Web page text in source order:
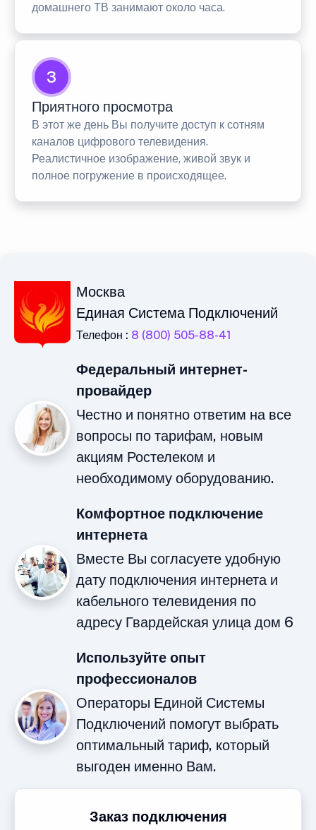
домашнего ТВ занимают около часа.
3
Приятного просмотра
В этот же день Вы получите доступ к сотням
каналов цифрового телевидения.
Реалистичное изображение, живой звук и
полное погружение в происходящее.
Москва
Единая Система Подключений
Телефон : 8 (800) 505-88-41
Федеральный интернет-
провайдер
Честно и понятно ответим на все
вопросы по тарифам, новым
акциям Ростелеком и
необходимому оборудованию.
Комфортное подключение
интернета
Вместе Вы согласуете удобную
дату подключения интернета и
кабельного телевидения по
адресу Гвардейская улица дом 6
Используйте опыт
профессионалов
Операторы Единой Системы
Подключений помогут выбрать
оптимальный тариф, который
выгоден именно Вам.
Заказ подключения